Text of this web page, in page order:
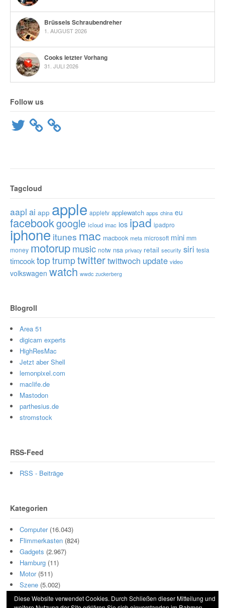
Brüssels Schraubendreher
1. AUGUST 2026
Cooks letzter Vorhang
31. JULI 2026
Follow us
Twitter
Tagcloud
aapl ai app apple appletv applewatch apps china eu
facebookgoogle icloud imac ios ipad ipadpro
iphone itunes mac macbook meta microsoft mini mm
money motorupmusic notw nsa privacy retail security siri tesla
timcooktop trumptwittertwittwoch update video
volkswagen watch wwdc zuckerberg
Blogroll
Area 51
digicam experts
HighResMac
Jetzt aber Shell
lemonpixel.com
maclife.de
Mastodon
parthesius.de
stromstock
RSS-Feed
RSS - Beiträge
Kategorien
Computer(16.043)
Flimmerkasten (824)
Gadgets (2.967)
Hamburg (11)
Motor(511)
Szene (5.002)
Diese Website verwendet Cookies. Durch Schließen dieser Mitteilung und